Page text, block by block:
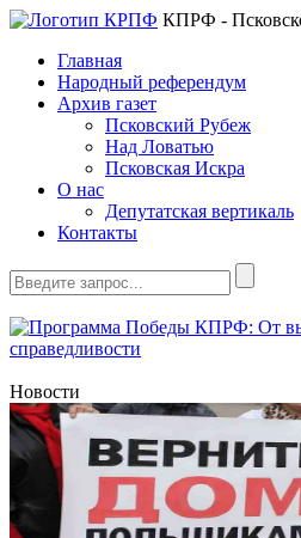
КПРФ -
Главная
Народный референдум
Архив газет
Псковский Рубеж
Над Ловатью
Псковская Искра
О нас
Депутатская вертикаль
Контакты
Новости